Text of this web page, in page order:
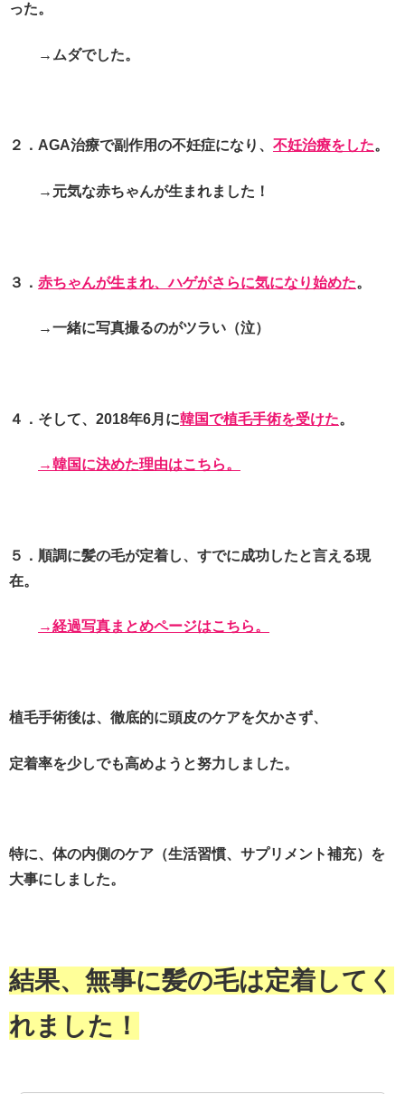
った。
→ムダでした。
２．AGA治療で副作用の不妊症になり、 不妊治療をした。
→元気な赤ちゃんが生まれました！
３． 赤ちゃんが生まれ、ハゲがさらに気になり始めた。
→一緒に写真撮るのがツラい（泣）
４．そして、2018年6月に韓国で植毛手術を受けた。
→韓国に決めた理由はこちら。
５．順調に髪の毛が定着し、すでに成功したと言える現
在。
→経過写真まとめページはこちら。
植毛手術後は、徹底的に頭皮のケアを欠かさず、
定着率を少しでも高めようと努力しました。
特に、体の内側のケア（生活習慣、サプリメント補充）を
大事にしました。
結果、無事に髪の毛は定着してく
れました！